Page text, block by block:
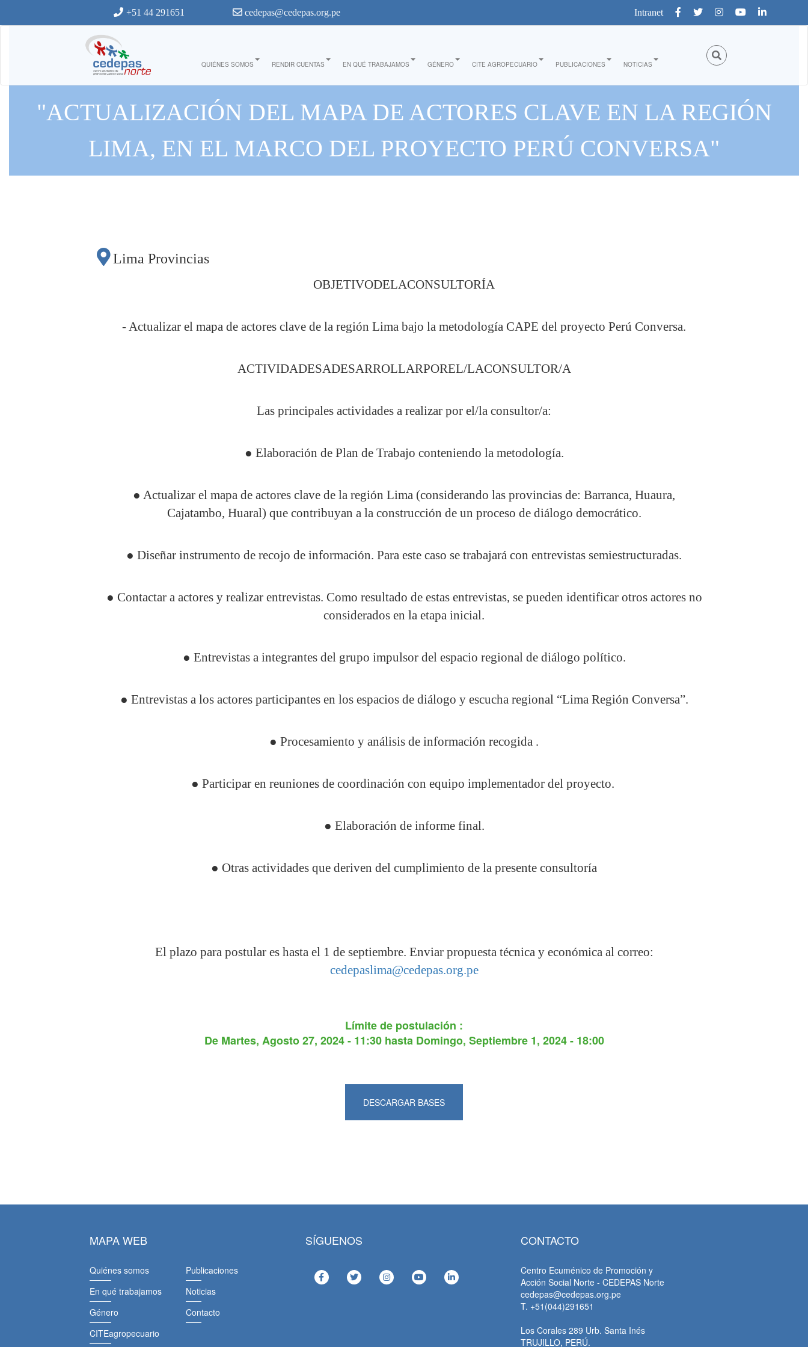
+51 44 291651 cedepas@cedepas.org.pe Intranet
QUIÉNES SOMOS RENDIR CUENTAS EN QUÉ TRABAJAMOS GÉNERO CITE AGROPECUARIO PUBLICACIONES NOTICIAS
"ACTUALIZACIÓN DEL MAPA DE ACTORES CLAVE EN LA REGIÓN
LIMA, EN EL MARCO DEL PROYECTO PERÚ CONVERSA"
Lima Provincias
OBJETIVODELACONSULTORÍA
- Actualizar el mapa de actores clave de la región Lima bajo la metodología CAPE del proyecto Perú Conversa.
ACTIVIDADESADESARROLLARPOREL/LACONSULTOR/A
Las principales actividades a realizar por el/la consultor/a:
● Elaboración de Plan de Trabajo conteniendo la metodología.
● Actualizar el mapa de actores clave de la región Lima (considerando las provincias de: Barranca, Huaura,
Cajatambo, Huaral) que contribuyan a la construcción de un proceso de diálogo democrático.
● Diseñar instrumento de recojo de información. Para este caso se trabajará con entrevistas semiestructuradas.
● Contactar a actores y realizar entrevistas. Como resultado de estas entrevistas, se pueden identificar otros actores no
considerados en la etapa inicial.
● Entrevistas a integrantes del grupo impulsor del espacio regional de diálogo político.
● Entrevistas a los actores participantes en los espacios de diálogo y escucha regional “Lima Región Conversa”.
● Procesamiento y análisis de información recogida .
● Participar en reuniones de coordinación con equipo implementador del proyecto.
● Elaboración de informe final.
● Otras actividades que deriven del cumplimiento de la presente consultoría
El plazo para postular es hasta el 1 de septiembre. Enviar propuesta técnica y económica al correo:
cedepaslima@cedepas.org.pe
Límite de postulación :
De Martes, Agosto 27, 2024 - 11:30hasta Domingo, Septiembre 1, 2024 - 18:00
DESCARGAR BASES
MAPA WEB
Quiénes somos
En qué trabajamos
Género
CITEagropecuario
Publicaciones
Noticias
Contacto
SÍGUENOS CONTACTO
Centro Ecuménico de Promoción y
Acción Social Norte - CEDEPAS Norte
cedepas@cedepas.org.pe
T. +51(044)291651
Los Corales 289 Urb. Santa Inés
TRUJILLO, PERÚ.